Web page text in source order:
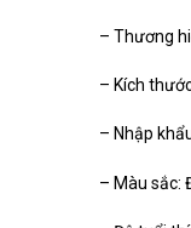
– Thương
– Kích
– Nhập
– Màu sắc: